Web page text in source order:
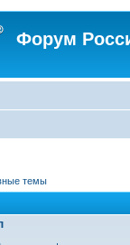
Форум
темы